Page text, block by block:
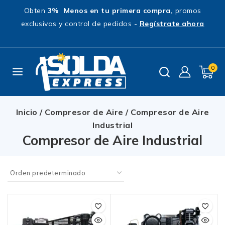
Obten 3% Menos en tu primera compra, promos
exclusivas y control de pedidos - Regístrate ahora
0
Inicio / Compresor de Aire / Compresor de Aire
Industrial
Compresor de Aire Industrial